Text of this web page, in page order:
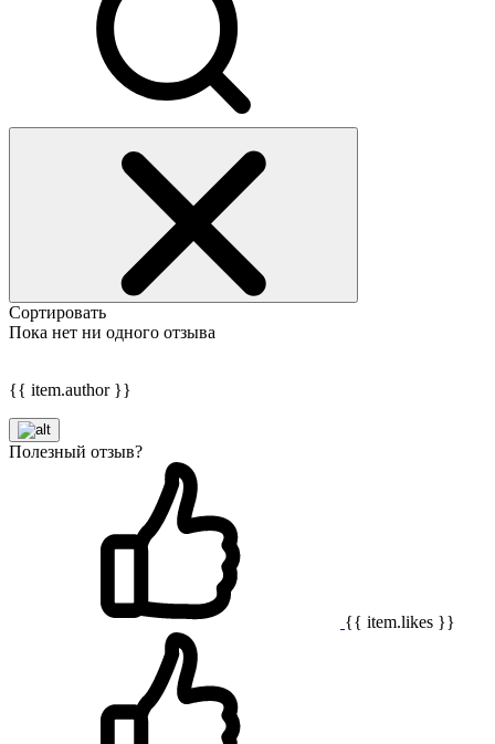
Сортировать
Пока нет ни одного отзыва
{{ item.author }}
Полезный отзыв?
{{ item.likes }}